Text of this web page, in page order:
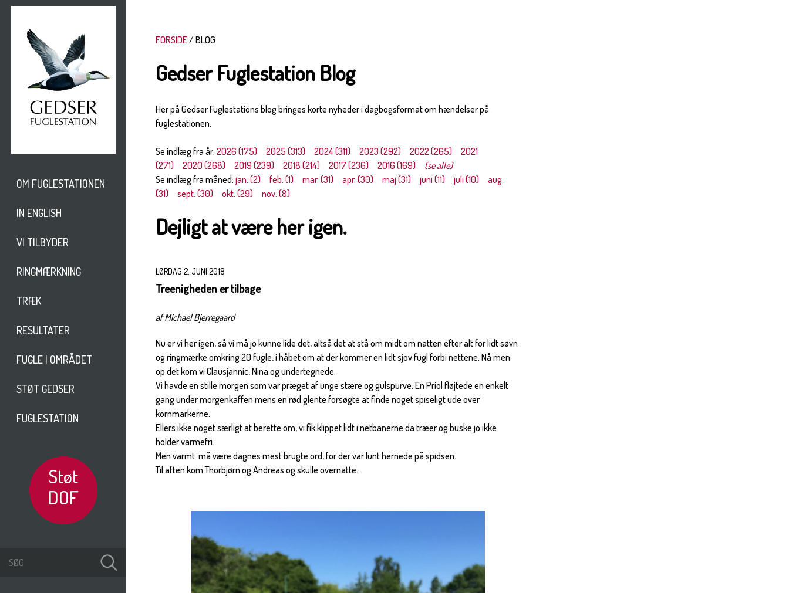
OM FUGLESTATIONEN
IN ENGLISH
VI TILBYDER
RINGMÆRKNING
TRÆK
RESULTATER
FUGLE I OMRÅDET
STØT GEDSER
FUGLESTATION
Støt
DOF
FORSIDE BLOG
Gedser Fuglestation Blog
Her på Gedser Fuglestations blog bringes korte nyheder i dagbogsformat om hændelser på
fuglestationen.
Se indlæg fra år:2026 (175) 2025 (313) 2024 (311) 2023 (292) 2022 (265)
2021
(271)
2020 (268) 2019 (239) 2018 (214) 2017 (236) 2016 (169)
(se alle)
Se indlæg fra måned:jan. (2) feb. (1) mar. (31) apr. (30) maj (31) juni (11) juli (10)
aug.
(31)
sept. (30) okt. (29) nov. (8)
Dejligt at være her igen.
LØRDAG 2. JUNI 2018
Treenigheden er tilbage
af Michael Bjerregaard
Nu er vi her igen, så vi må jo kunne lide det, altså det at stå om midt om natten efter alt for lidt søvn
og ringmærke omkring 20 fugle, i håbet om at der kommer en lidt sjov fugl forbi nettene. Nå men
op det kom vi Clausjannic, Nina og undertegnede.
Vi havde en stille morgen som var præget af unge stære og gulspurve. En Priol fløjtede en enkelt
gang under morgenkaffen mens en rød glente forsøgte at finde noget spiseligt ude over
kornmarkerne.
Ellers ikke noget særligt at berette om, vi fik klippet lidt i netbanerne da træer og buske jo ikke
holder varmefri.
Men varmt må være dagnes mest brugte ord, for der var lunt hernede på spidsen.
Til aften kom Thorbjørn og Andreas og skulle overnatte.